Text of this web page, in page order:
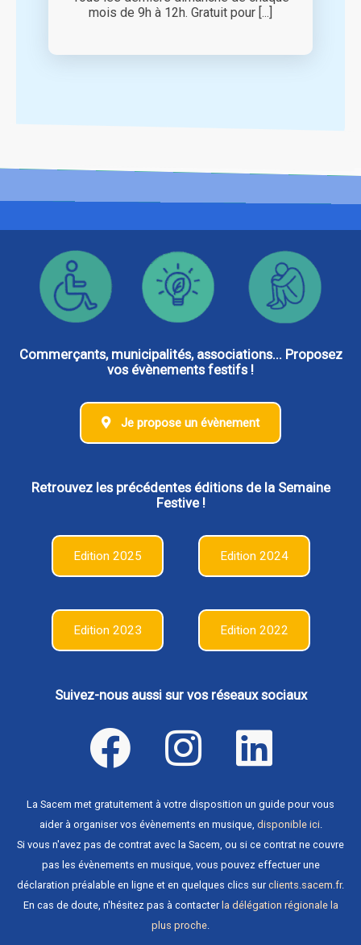
mois de 9h à 12h. Gratuit pour [...]
Commerçants, municipalités, associations... Proposez
vos évènements festifs !
Je propose un évènement
Retrouvez les précédentes éditions de la Semaine
Festive !
Edition 2025 Edition 2024
Edition 2023 Edition 2022
Suivez-nous aussi sur vos réseaux sociaux
La Sacem met gratuitement à votre disposition un guide pour vous
aider à organiser vos évènements en musique, disponible ici.
Si vous n'avez pas de contrat avec la Sacem, ou si ce contrat ne couvre
pas les évènements en musique, vous pouvez effectuer une
déclaration préalable en ligne et en quelques clics surclients.sacem.fr.
En cas de doute, n'hésitez pas à contacter la délégation régionale la
plus proche.